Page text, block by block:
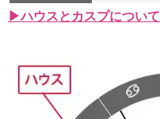
▶ハウスとカスプについて